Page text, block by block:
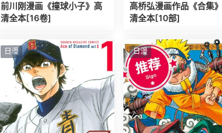
前川刚漫画《撞球小子》高
清全本[16卷]
高桥弘漫画作品《合集
清全本[10部]
日漫 日漫